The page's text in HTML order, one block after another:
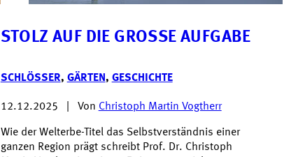
STOLZ AUF DIE GROSSE AUFGABE
SCHLÖSSER, GÄRTEN, GESCHICHTE
12.12.2025 Von Christoph Martin Vogtherr
Wie der Welterbe-Titel das Selbstverständnis einer
ganzen Region prägt schreibt Prof. Dr. Christoph